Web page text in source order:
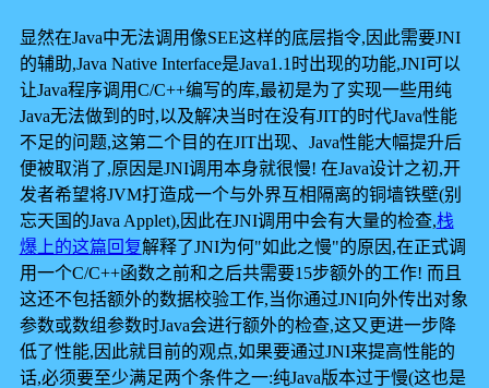
显然在Java中无法调用像SEE这样的底层指令,因此需要JNI
的辅助,Java Native Interface是Java1.1时出现的功能,JNI可以
让Java程序调用C/C++编写的库,最初是为了实现一些用纯
Java无法做到的时,以及解决当时在没有JIT的时代Java性能
不足的问题,这第二个目的在JIT出现、Java性能大幅提升后
便被取消了,原因是JNI调用本身就很慢! 在Java设计之初,开
发者希望将JVM打造成一个与外界互相隔离的铜墙铁壁(别
忘天国的Java Applet),因此在JNI调用中会有大量的检查,栈
爆上的这篇回复解释了JNI为何"如此之慢"的原因,在正式调
用一个C/C++函数之前和之后共需要15步额外的工作! 而且
这还不包括额外的数据校验工作,当你通过JNI向外传出对象
参数或数组参数时Java会进行额外的检查,这又更进一步降
低了性能,因此就目前的观点,如果要通过JNI来提高性能的
话,必须要至少满足两个条件之一:纯Java版本过于慢(这也是